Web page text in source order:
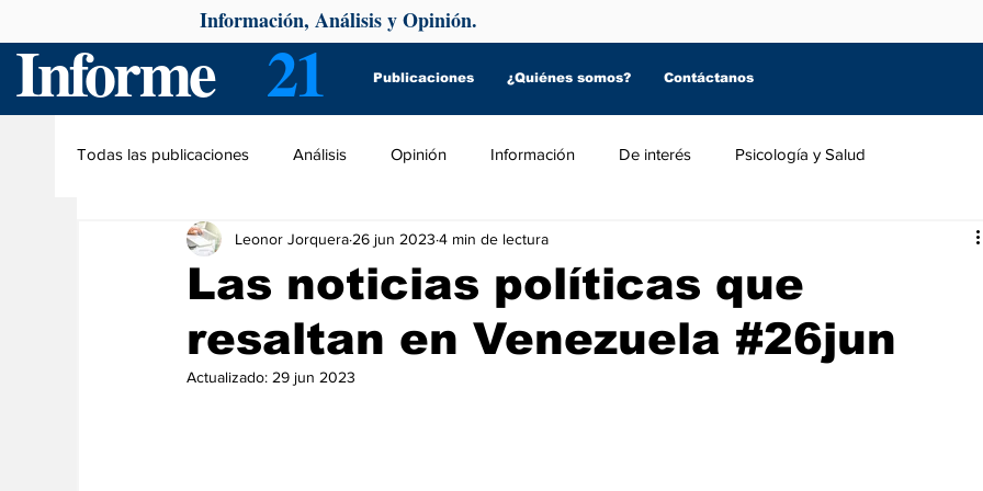
Informe 21 Publicaciones ¿Quiénes somos? Contáctanos
Información, Análisis y Opinión.
Todas las publicaciones Análisis Opinión Información De interés Psicología y Salud
Las noticias políticas que
resaltan en Venezuela #26jun
Leonor Jorquera 26 jun 2023 4 min de lectura
Actualizado: 29 jun 2023